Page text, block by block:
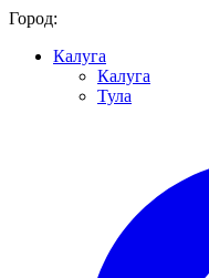
Город:
Калуга
Калуга
Тула